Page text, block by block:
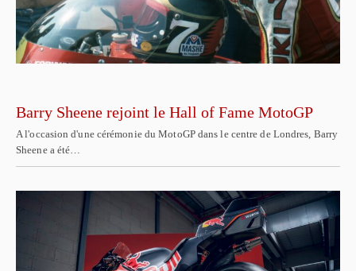
Barry Sheene rejoint le Hall of Fame MotoGP
A l'occasion d'une cérémonie du MotoGP dans le centre de Londres, Barry
Sheene a été…